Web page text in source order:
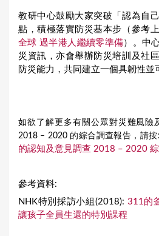
教研中心鼓勵大家突破「認為自
點，積極落實防災基本步（參考上
全球 過半港人繼續零準備）。中
災資訊，亦會舉辦防災培訓及社
防災能力，共同建立一個具韌性並
如欲了解更多有關公眾對災難風險
2018 – 2020 的綜合調查報告，請按:
的認知及意見調查 2018 – 2020
參考資料:
NHK特別採訪小組(2018): 311的
讓孩子全員生還的特別課程